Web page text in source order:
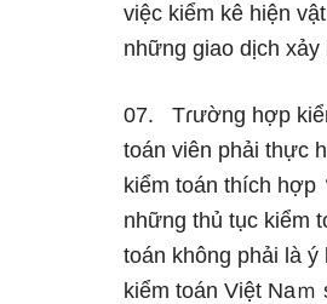
việc kiểm kê hiện
những giao dịch
07. Tɾường hợp
toán viên phải thực
kiểm toán thích
những thủ tục kiểm
toán không phải là
kiểm toán Việt Na